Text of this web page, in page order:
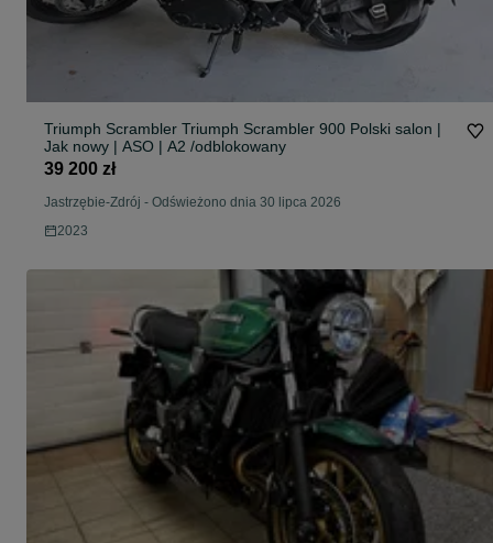
Triumph Scrambler Triumph Scrambler 900 Polski salon |
Jak nowy | ASO | A2 /odblokowany
39 200 zł
Jastrzębie-Zdrój - Odświeżono dnia 30 lipca 2026
2023